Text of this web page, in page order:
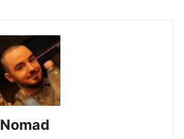
Nomad